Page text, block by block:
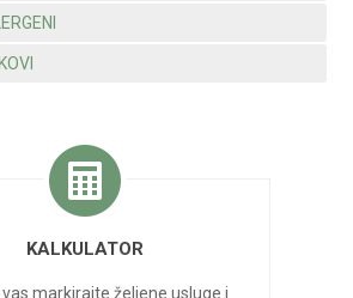
KALKULATOR
markirajte željene usluge i